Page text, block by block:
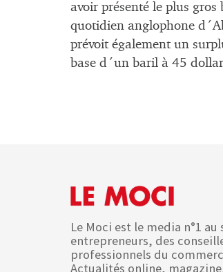
avoir présenté le plus
quotidien anglophone
prévoit également un
base d´un baril à 45
Le Moci est le media n°1 au
entrepreneurs, des
professionnels du
Actualités online,